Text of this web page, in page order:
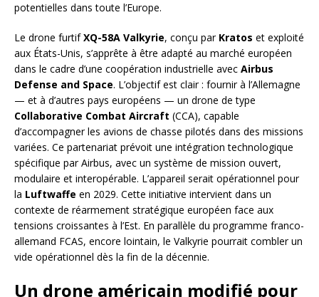
potentielles dans toute l’Europe.
Le drone furtifXQ-58A Valkyrie, conçu par Kratos et exploité
aux États-Unis, s’apprête à être adapté au marché européen
dans le cadre d’une coopération industrielle avec Airbus
Defense and Space. L’objectif est clair : fournir à l’Allemagne
— et à d’autres pays européens — un drone de type
Collaborative Combat Aircraft (CCA), capable
d’accompagner les avions de chasse pilotés dans des missions
variées. Ce partenariat prévoit une intégration technologique
spécifique par Airbus, avec un système de mission ouvert,
modulaire et interopérable. L’appareil serait opérationnel pour
la Luftwaffe en 2029. Cette initiative intervient dans un
contexte de réarmement stratégique européen face aux
tensions croissantes à l’Est. En parallèle du programme franco-
allemand FCAS, encore lointain, le Valkyrie pourrait combler un
vide opérationnel dès la fin de la décennie.
Un drone américain modifié pour